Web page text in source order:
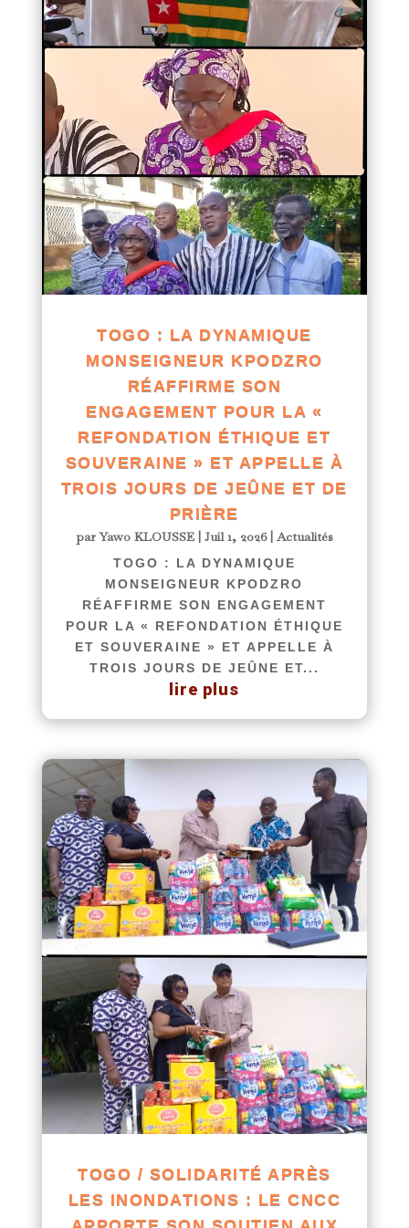
TOGO : LA DYNAMIQUE
MONSEIGNEUR KPODZRO
RÉAFFIRME SON
ENGAGEMENT POUR LA «
REFONDATION ÉTHIQUE ET
SOUVERAINE » ET APPELLE À
TROIS JOURS DE JEÛNE ET DE
PRIÈRE
parYawo KLOUSSE| Juil 1, 2026|Actualités
TOGO : LA DYNAMIQUE
MONSEIGNEUR KPODZRO
RÉAFFIRME SON ENGAGEMENT
POUR LA « REFONDATION ÉTHIQUE
ET SOUVERAINE » ET APPELLE À
TROIS JOURS DE JEÛNE ET...
lire plus
TOGO / SOLIDARITÉ APRÈS
LES INONDATIONS : LE CNCC